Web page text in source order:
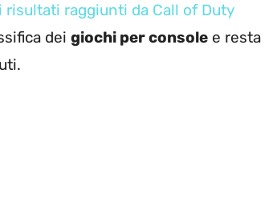
risultati raggiunti da Call of Duty
dei giochi per console e resta